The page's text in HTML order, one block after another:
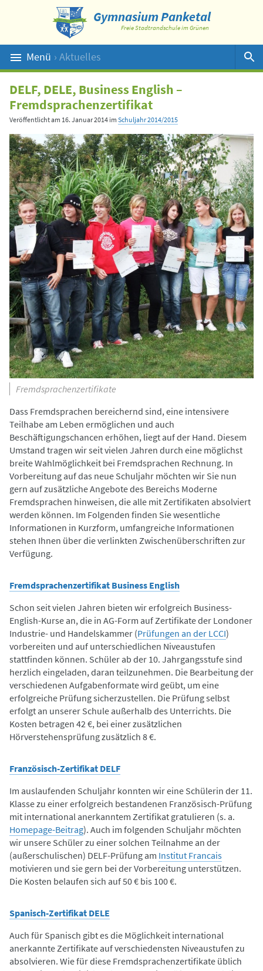
Gymnasium Panketal
Freie Stadtrandschule im Grünen
Menü › Aktuelles
Suche
DELF, DELE, Business English –
Fremdsprachenzertifikat
Veröffentlicht am 16. Januar 2014 im Schuljahr 2014/2015
Fremdsprachenzertifikate
Dass Fremdsprachen bereichernd sind, eine intensivere
Teilhabe am Leben ermöglichen und auch
Beschäftigungschancen erhöhen, liegt auf der Hand. Diesem
Umstand tragen wir seit vielen Jahren durch eine möglichst
breite Wahlmöglichkeit bei Fremdsprachen Rechnung. In
Vorbereitung auf das neue Schuljahr möchten wir Sie nun
gern auf zusätzliche Angebote des Bereichs Moderne
Fremdsprachen hinweisen, die alle mit Zertifikaten absolviert
werden können. Im Folgenden finden Sie wesentliche
Informationen in Kurzform, umfangreiche Informationen
stehen Ihnen über die verlinkten Zwischenüberschriften zur
Verfügung.
Fremdsprachenzertifikat Business English
Schon seit vielen Jahren bieten wir erfolgreich Business-
English-Kurse an, die in AG-Form auf Zertifikate der Londoner
Industrie- und Handelskammer (Prüfungen an der LCCI)
vorbereiten und auf unterschiedlichen Niveaustufen
stattfinden können. Schüler ab der 10. Jahrgangsstufe sind
herzlich eingeladen, daran teilzunehmen. Die Bearbeitung der
verschiedenen Aufgabenformate wird geübt, um eine
erfolgreiche Prüfung sicherzustellen. Die Prüfung selbst
erfolgt an unserer Schule außerhalb des Unterrichts. Die
Kosten betragen 42 €, bei einer zusätzlichen
Hörverstehensprüfung zusätzlich 8 €.
Französisch-Zertifikat DELF
Im auslaufenden Schuljahr konnten wir eine Schülerin der 11.
Klasse zu einer erfolgreich bestandenen Französisch-Prüfung
mit international anerkanntem Zertifikat gratulieren (s. a.
Homepage-Beitrag). Auch im folgenden Schuljahr möchten
wir unsere Schüler zu einer solchen Teilnahme an der
(außerschulischen) DELF-Prüfung am Institut Francais
motivieren und sie gern bei der Vorbereitung unterstützen.
Die Kosten belaufen sich auf 50 € bis 100 €.
Spanisch-Zertifikat DELE
Auch für Spanisch gibt es die Möglichkeit international
anerkannte Zertifikate auf verschiedensten Niveaustufen zu
absolvieren. Wie für diese Fremdsprachenzertifikate üblich